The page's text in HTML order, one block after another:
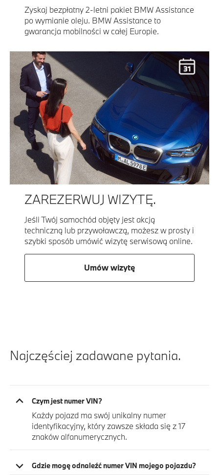
Zyskaj bezpłatny 2-letni pakiet BMW Assistance
po wymianie oleju. BMW Assistance to
gwarancja mobilności w całej Europie.
ZAREZERWUJ WIZYTĘ.
Jeśli Twój samochód objęty jest akcją
techniczną lub przywoławczą, możesz w prosty i
szybki sposób umówić wizytę serwisową online.
Umów wizytę
Najczęściej zadawane pytania.
Czym jest numer VIN?
Każdy pojazd ma swój unikalny numer
identyfikacyjny, który zawsze składa się z 17
znaków alfanumerycznych.
Gdzie mogę odnaleźć numer VIN mojego pojazdu?